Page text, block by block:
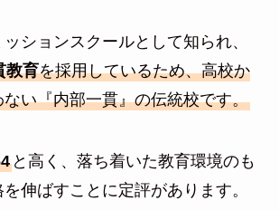
ションスクールとして知られ、
教育を採用しているため、高校か
い『内部一貫』の伝統校です。
と高く、落ち着いた教育環境のも
伸ばすことに定評があります。